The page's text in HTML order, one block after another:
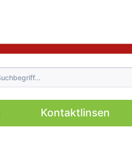
Kontaktlinsen